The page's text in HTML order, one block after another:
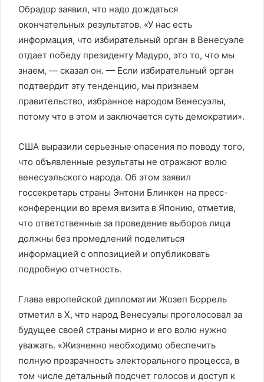
Обрадор заявил, что надо дождаться
окончательных результатов. «У нас есть
информация, что избирательный орган в Венесуэле
отдает победу президенту Мадуро, это то, что мы
знаем, — сказал он. — Если избирательный орган
подтвердит эту тенденцию, мы признаем
правительство, избранное народом Венесуэлы,
потому что в этом и заключается суть демократии».
США выразили серьезные опасения по поводу того,
что объявленные результаты не отражают волю
венесуэльского народа. Об этом заявил
госсекретарь страны Энтони Блинкен на пресс-
конференции во время визита в Японию, отметив,
что ответственные за проведение выборов лица
должны без промедлений поделиться
информацией с оппозицией и опубликовать
подробную отчетность.
Глава европейской дипломатии Жозеп Боррель
отметил в X, что народ Венесуэлы проголосовал за
будущее своей страны мирно и его волю нужно
уважать. «Жизненно необходимо обеспечить
полную прозрачность электорального процесса, в
том числе детальный подсчет голосов и доступ к